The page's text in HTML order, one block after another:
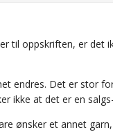
til oppskriften, er det
endres. Det er stor
ikke at det er en
ønsker et annet